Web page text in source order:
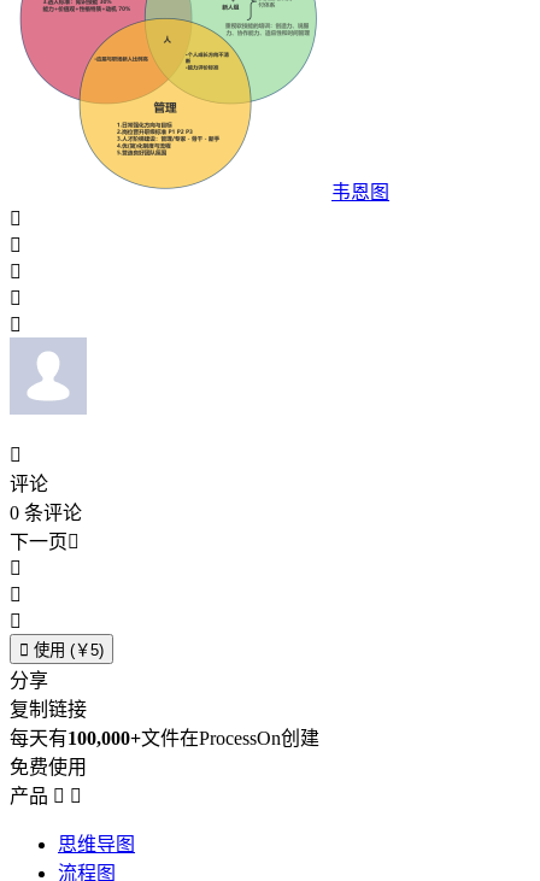
韦恩图






评论
0 条评论
下一页



 使用 (￥5)
分享
复制链接
每天有100,000+文件在ProcessOn创建
免费使用
产品  
思维导图
流程图